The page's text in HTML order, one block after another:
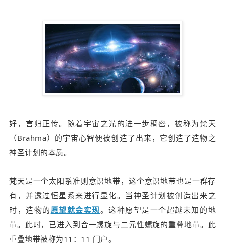
好，言归正传。随着宇宙之光的进一步稠密，被称为梵天
（Brahma） 的宇宙心智便被创造了出来，它创造了造物之
神圣计划的本质。
梵天是一个太阳系准则意识地带，这个意识地带也是一群存
有，并透过恒星系来进行显化。当神圣计划被创造出来之
时，造物的 愿望就会实现。这种愿望是一个超越未知的地
带。 此时，已进入到合一螺旋与二元性螺旋的重叠地带。此
重叠地带被称为11：11 门户。